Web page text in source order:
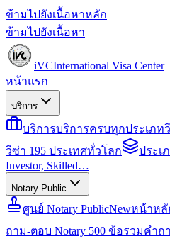
ข้ามไปยังเนื้อหาหลัก
ข้ามไปยังเนื้อหา
iVCInternational Visa Center
หน้าแรก
บริการ
บริการบริการครบทุกประเภท
วีซ่า 195 ประเทศทั่วโลก
ประเ
Investor, Skilled…
Notary Public
ศูนย์ Notary PublicNewหน้าหลั
ถาม-ตอบ Notary 500 ข้อรวมคำถ